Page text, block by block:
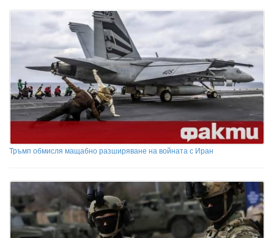
Тръмп обмисля мащабно разширяване на войната с Иран